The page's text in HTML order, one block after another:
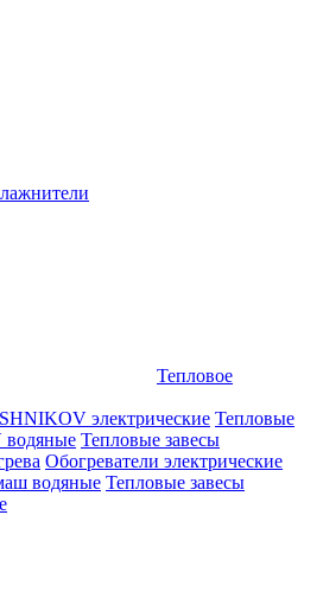
Тепловое
электрические Тепловые
Тепловые завесы
Обогреватели электрические
водяные Тепловые завесы